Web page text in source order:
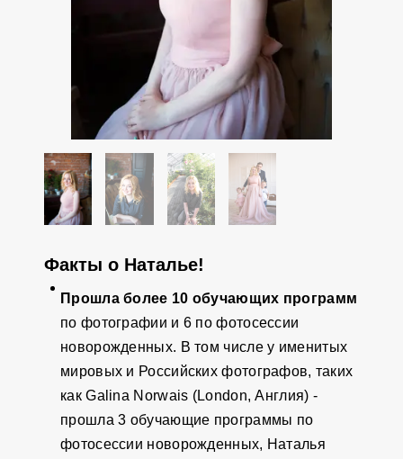
Факты о Наталье!
Прошла более 10 обучающих программ
по фотографии и 6 по фотосессии
новорожденных. В том числе у именитых
мировых и Российских фотографов, таких
как Galina Norwais (London, Англия) -
прошла 3 обучающие программы по
фотосессии новорожденных, Наталья